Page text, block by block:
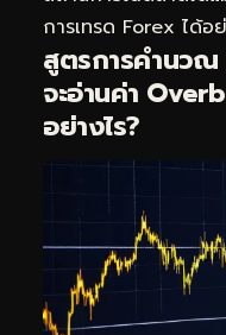
การเทรด Forex ได้อ
สูตรการคำนวณ
จะอ่านค่า
อย่างไร?